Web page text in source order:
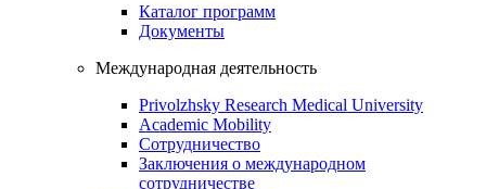
Каталог программ
Документы
Международная деятельность
Privolzhsky Research Medical University
Academic Mobility
Сотрудничество
Заключения о международном
сотрудничестве